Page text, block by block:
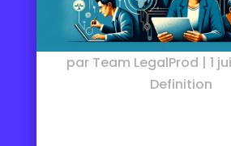
par Team LegalProd | 1
Definition